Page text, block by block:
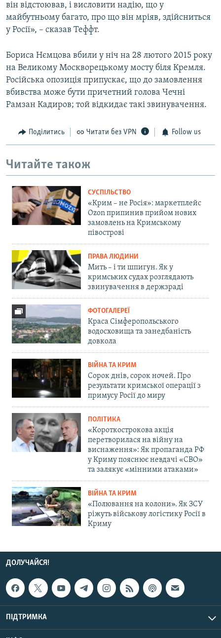
він відстоював, і висловити надію, що у
майбутньому багато, про що він мріяв, здійсниться
у Росії», – сказав Теффт.
Бориса Нємцова вбили у ніч на 28 лютого 2015 року
на Великому Москворецькому мосту біля Кремля.
Російська опозиція припускає, що до замовлення
вбивства може бути причетний голова Чечні
Рамзан Кадиров; той відкидає такі звинувачення.
Поділитись Читати без VPN Follow us
Читайте також
СУСПІЛЬСТВО
«Крим – не Росія»: маркетплейс
Ozon припинив прийом нових
замовлень на Кримському
півострові
ПРАВА ЛЮДИНИ
Мить – і ти шпигун. Як у
кримських судах розглядають
звинувачення в держзраді
ФОТОГАЛЕРЕЇ
Краса Сімферопольського
водосховища та занедбаність
довкола
ВІЙНА ТА КРИМ
Сорок днів, сорок ночей. Про
результати кримської операції з
примусу Росії до миру
ПОЛІТИКА
«Короткострокова акція
перетворилася на війну на
виснаження»: Як пропаганда РФ
у Криму пояснює невдачі «СВО»
та залякує «мінними атаками»
ВІЙНА ТА КРИМ
«Полювання на колони». Як ЗСУ
ріжуть військову логістику Росії в
Криму
ДОЛУЧАЙСЯ!
ПІДТРИМКА